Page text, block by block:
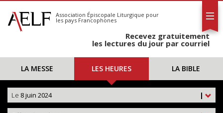
S'abonner
Calendrier
Association Épiscopale Liturgique pour
les pays Francophones
Recevez gratuitement
les lectures du jour par courriel
LA MESSE LES HEURES LA BIBLE
|
Le 8 juin 2024